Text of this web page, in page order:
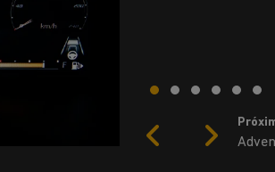
PreviousNext